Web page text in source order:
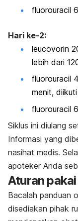
fluorouracil
Hari ke-2:
leucovorin
lebih dari
fluorouracil
menit,
fluorouracil
Siklus ini diulang
Informasi yang
nasihat medis.
apoteker Anda
Aturan
Bacalah panduan
disediakan pihak